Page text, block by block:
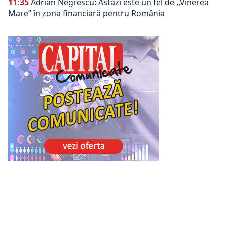
Mare’’ în zona financiară pentru România